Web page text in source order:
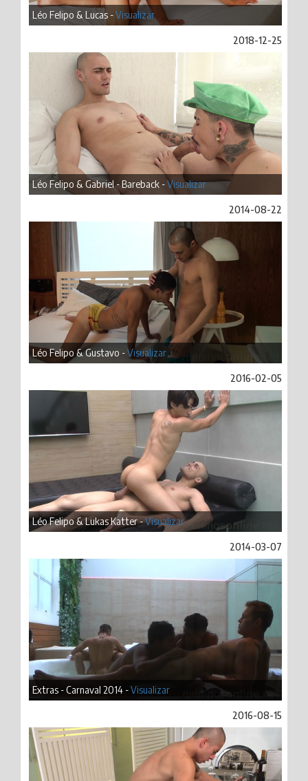
Léo Felipo & Lucas -Visualizar
2018-12-25
Léo Felipo & Gabriel - Bareback -Visualizar
2014-08-22
Léo Felipo & Gustavo -Visualizar
2016-02-05
Léo Felipo & Lukas Katter -Visualizar
2014-03-07
Extras - Carnaval 2014 -Visualizar
2016-08-15